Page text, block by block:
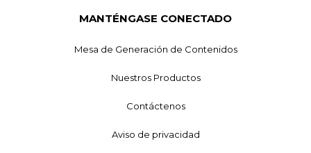
MANTÉNGASE CONECTADO
Mesa de Generación de Contenidos
Nuestros Productos
Contáctenos
Aviso de privacidad